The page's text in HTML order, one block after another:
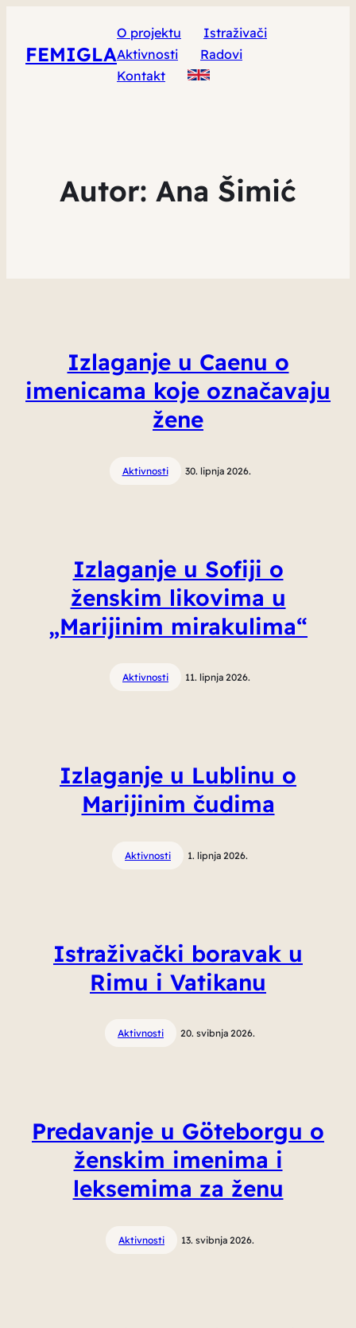
FEMIGLA
O projektu
Istraživači
Aktivnosti
Radovi
Kontakt
Autor: Ana Šimić
Izlaganje u Caenu o
imenicama koje označavaju
žene
Aktivnosti 30. lipnja 2026.
Izlaganje u Sofiji o
ženskim likovima u
„Marijinim mirakulima“
Aktivnosti 11. lipnja 2026.
Izlaganje u Lublinu o
Marijinim čudima
Aktivnosti 1. lipnja 2026.
Istraživački boravak u
Rimu i Vatikanu
Aktivnosti 20. svibnja 2026.
Predavanje u Göteborgu o
ženskim imenima i
leksemima za ženu
Aktivnosti 13. svibnja 2026.